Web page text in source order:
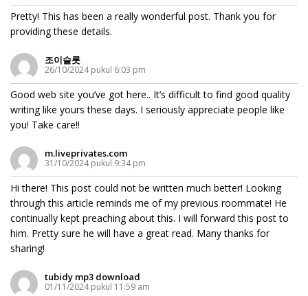
Pretty! This has been a really wonderful post. Thank you for
providing these details.
조이슬롯
26/10/2024 pukul 6:03 pm
Good web site you’ve got here.. It’s difficult to find good quality
writing like yours these days. I seriously appreciate people like
you! Take care!!
m.liveprivates.com
31/10/2024 pukul 9:34 pm
Hi there! This post could not be written much better! Looking
through this article reminds me of my previous roommate! He
continually kept preaching about this. I will forward this post to
him. Pretty sure he will have a great read. Many thanks for
sharing!
tubidy mp3 download
01/11/2024 pukul 11:59 am